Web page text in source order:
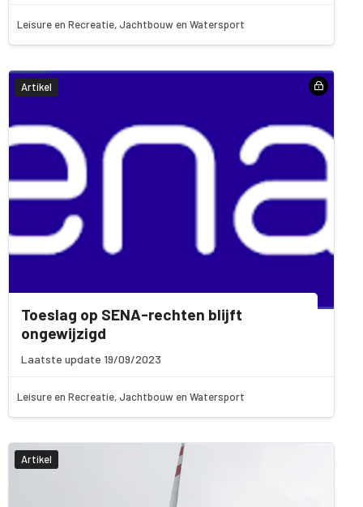
Leisure en Recreatie, Jachtbouw en Watersport
Artikel
Toeslag op SENA-rechten blijft
ongewijzigd
Laatste update 19/09/2023
Leisure en Recreatie, Jachtbouw en Watersport
Artikel